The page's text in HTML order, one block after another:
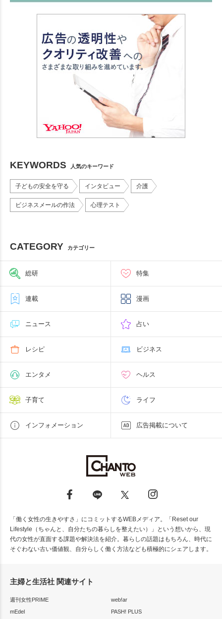
KEYWORDS 人気のキーワード
子どもの安全を守る インタビュー 介護
ビジネスメールの作法 心理テスト
CATEGORY カテゴリー
総研 特集
連載 漫画
ニュース 占い
レシピ ビジネス
エンタメ ヘルス
子育て ライフ
インフォメーション 広告掲載について
「働く女性の生きやすさ」にコミットするWEBメディア。「Reset our
Lifestyle（ちゃんと、自分たちの暮らしを整えたい）」という想いから、現
代の女性が直面する課題や解決法を紹介。暮らしの話題はもちろん、時代に
そぐわない古い価値観、自分らしく働く方法なども積極的にシェアします。
主婦と生活社 関連サイト
週刊女性PRIME
web!ar
mEdel
PASH! PLUS